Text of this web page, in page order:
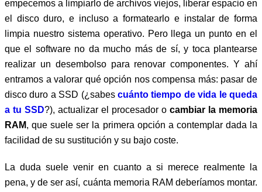
empecemos a limpiarlo de archivos viejos, liberar espacio en
el disco duro, e incluso a formatearlo e instalar de forma
limpia nuestro sistema operativo. Pero llega un punto en el
que el software no da mucho más de sí, y toca plantearse
realizar un desembolso para renovar componentes. Y ahí
entramos a valorar qué opción nos compensa más: pasar de
disco duro a SSD (¿sabes cuánto tiempo de vida le queda
a tu SSD?), actualizar el procesador o cambiar la memoria
RAM, que suele ser la primera opción a contemplar dada la
facilidad de su sustitución y su bajo coste.
La duda suele venir en cuanto a si merece realmente la
pena, y de ser así, cuánta memoria RAM deberíamos montar.